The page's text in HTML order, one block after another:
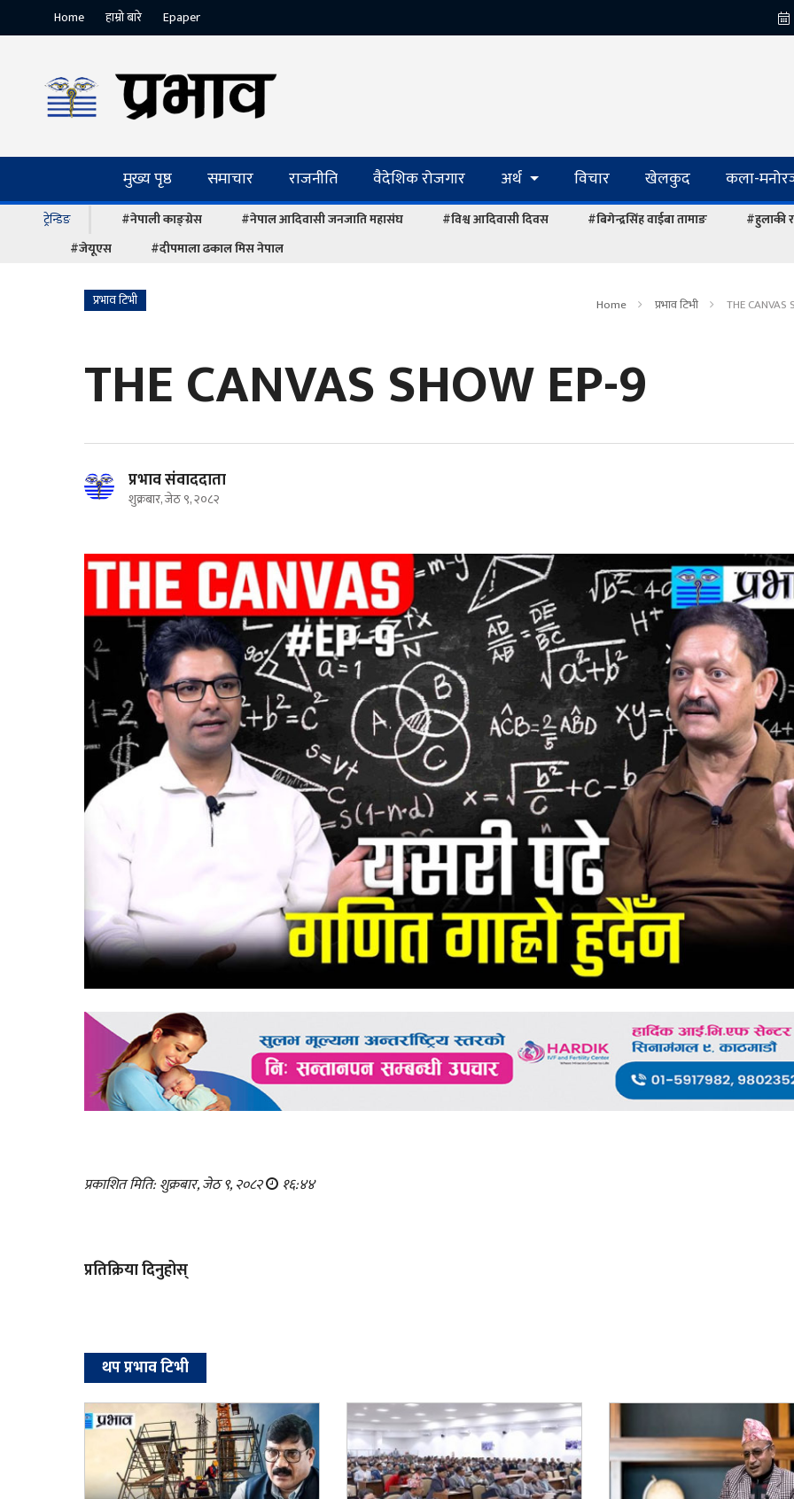
Home हाम्रो बारे Epaper
मुख्य पृष्ठ समाचार राजनीति वैदेशिक रोजगार अर्थ विचार खेलकुद कला-
ट्रेन्डिङ #नेपाली काङ्ग्रेस #नेपाल आदिवासी जनजाति महासंघ #विश्व आदिवासी दिवस #बिगेन्द्रसिंह वाईबा तामाङ
#हुलाकी
#जेयूएस
#दीपमाला ढकाल मिस नेपाल
प्रभाव टिभी Home प्रभाव टिभी THE CANVAS
THE CANVAS SHOW EP-9
प्रभाव संवाददाता
शुक्रबार, जेठ ९, २०८२
प्रकाशित मिति: शुक्रबार, जेठ ९, २०८२ १६:४४
प्रतिक्रिया दिनुहोस्
थप प्रभाव टिभी